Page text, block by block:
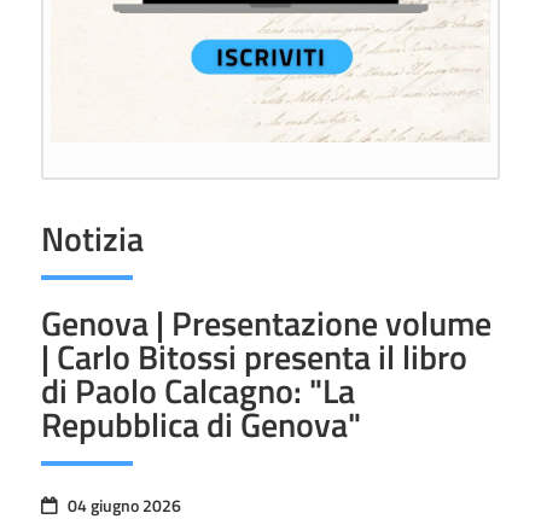
Notizia
Genova | Presentazione volume
| Carlo Bitossi presenta il libro
di Paolo Calcagno: "La
Repubblica di Genova"
04 giugno 2026